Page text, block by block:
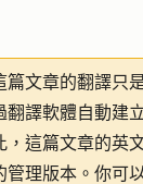
篇文章的翻譯只
翻譯軟體自動建
，這篇文章的英
管理版本。你可